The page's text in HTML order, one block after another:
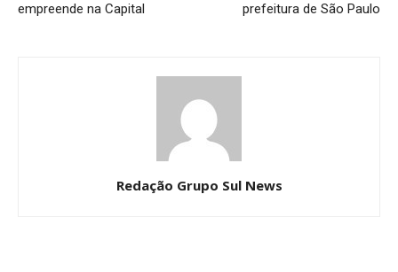
empreende na Capital
prefeitura de São Paulo
Redação Grupo Sul News